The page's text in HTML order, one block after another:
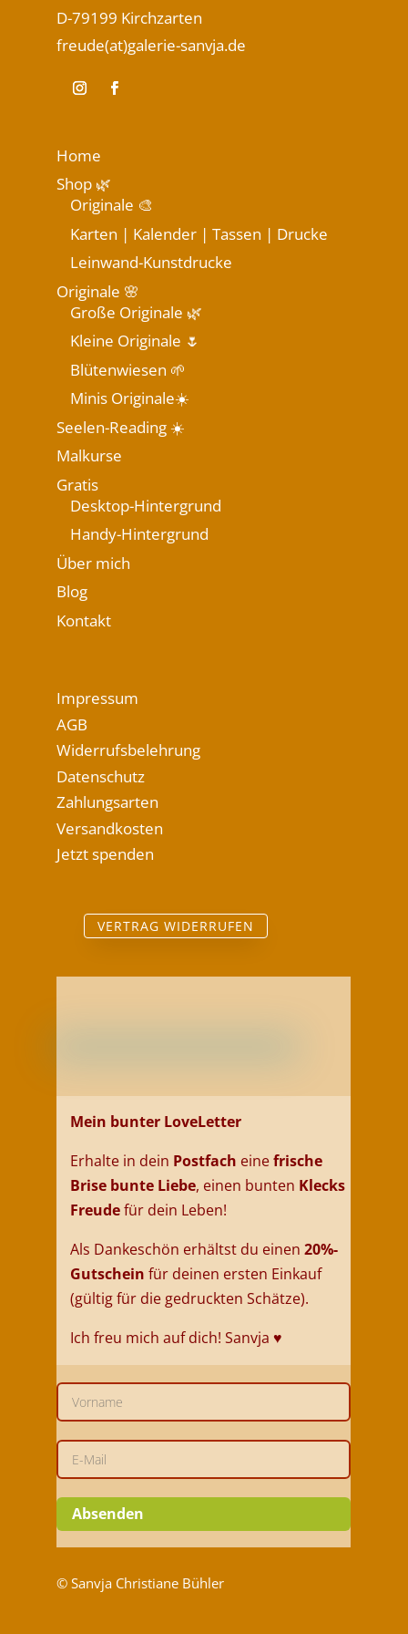
D-79199 Kirchzarten
freude(at)galerie-sanvja.de
Home
Shop 🌿
Originale 🎨
Karten | Kalender | Tassen | Drucke
Leinwand-Kunstdrucke
Originale 🌸
Große Originale 🌿
Kleine Originale 🌷
Blütenwiesen 🌱
Minis Originale☀️
Seelen-Reading ☀️
Malkurse
Gratis
Desktop-Hintergrund
Handy-Hintergrund
Über mich
Blog
Kontakt
Impressum
AGB
Widerrufsbelehrung
Datenschutz
Zahlungsarten
Versandkosten
Jetzt spenden
VERTRAG WIDERRUFEN
Mein bunter LoveLetter
Erhalte in dein Postfach einefrische
Brise bunte Liebe, einen bunten Klecks
Freudefür dein Leben!
Als Dankeschön erhältst du einen20%-
Gutschein für deinen ersten Einkauf
(gültig für die gedruckten Schätze).
Ich freu mich auf dich! Sanvja♥
Absenden
© Sanvja Christiane Bühler